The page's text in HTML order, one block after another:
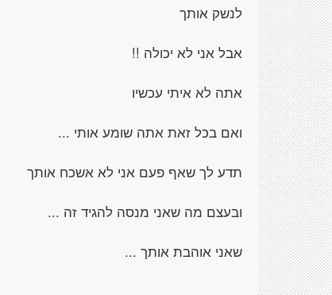
לנשק אותך
אבל אני לא יכולה !!
אתה לא איתי עכשיו
ואם בכל זאת אתה שומע אותי ...
תדע לך שאף פעם אני לא אשכח אותך
ובעצם מה שאני מנסה להגיד זה ...
שאני אוהבת אותך ...